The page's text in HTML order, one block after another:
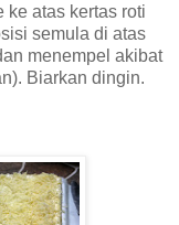
ke atas kertas roti
semula di atas
menempel akibat
Biarkan dingin.